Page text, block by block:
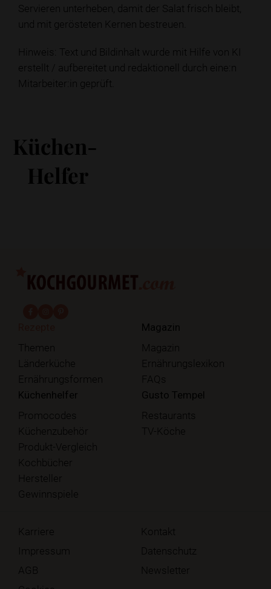
Servieren unterheben, damit der Salat frisch bleibt,
und mit gerösteten Kernen bestreuen.
Hinweis: Text und Bildinhalt wurde mit Hilfe von KI
erstellt / aufbereitet und redaktionell durch eine:n
Mitarbeiter:in geprüft.
Küchen-
Helfer
Themen
Länderküche
Ernährungsformen
Magazin
Magazin
Ernährungslexikon
FAQs
Küchenhelfer
Promocodes
Küchenzubehör
Produkt-Vergleich
Kochbücher
Hersteller
Gewinnspiele
Gusto Tempel
Restaurants
TV-Köche
Karriere
Kontakt
Impressum
Datenschutz
AGB
Newsletter